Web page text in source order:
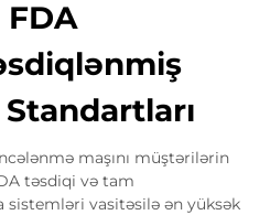
maşını müştərilərin
təsdiqi və tam
sistemləri vasitəsilə ən yüksək